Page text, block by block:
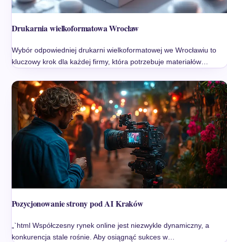
Drukarnia wielkoformatowa Wrocław
Wybór odpowiedniej drukarni wielkoformatowej we Wrocławiu to
kluczowy krok dla każdej firmy, która potrzebuje materiałów…
Pozycjonowanie strony pod AI Kraków
„`html Współczesny rynek online jest niezwykle dynamiczny, a
konkurencja stale rośnie. Aby osiągnąć sukces w…